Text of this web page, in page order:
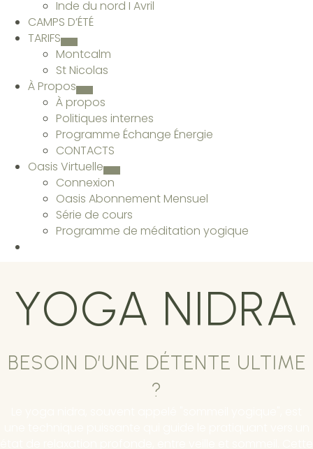
Inde du nord I Avril
CAMPS D’ÉTÉ
TARIFS
Montcalm
St Nicolas
À Propos
À propos
Politiques internes
Programme Échange Énergie
CONTACTS
Oasis Virtuelle
Connexion
Oasis Abonnement Mensuel
Série de cours
Programme de méditation yogique
YOGA NIDRA
BESOIN D’UNE DÉTENTE ULTIME
?